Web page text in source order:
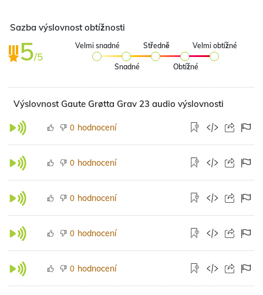
Sazba výslovnost obtížnosti
5/5
Velmi snadné
Snadné
Středně
Obtížné
Velmi obtížné
Výslovnost Gaute Grøtta Grav 23 audio výslovnosti
0 hodnocení
0 hodnocení
0 hodnocení
0 hodnocení
0 hodnocení